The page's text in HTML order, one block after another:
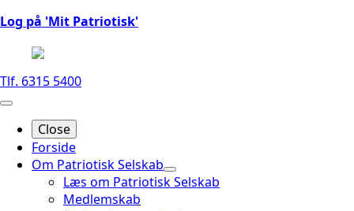
Log på 'Mit Patriotisk'
Tlf. 6315 5400
Close
Forside
Om Patriotisk Selskab
Læs om Patriotisk Selskab
Medlemskab